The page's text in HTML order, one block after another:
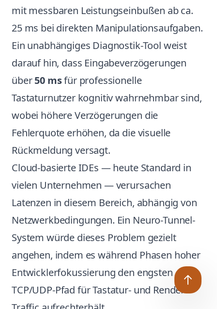
mit messbaren Leistungseinbußen ab ca.
25 ms bei direkten Manipulationsaufgaben.
Ein unabhängiges Diagnostik-Tool weist
darauf hin, dass Eingabeverzögerungen
über50 msfür professionelle
Tastaturnutzer kognitiv wahrnehmbar sind,
wobei höhere Verzögerungen die
Fehlerquote erhöhen, da die visuelle
Rückmeldung versagt.
Cloud-basierte IDEs — heute Standard in
vielen Unternehmen — verursachen
Latenzen in diesem Bereich, abhängig von
Netzwerkbedingungen. Ein Neuro-Tunnel-
System würde dieses Problem gezielt
angehen, indem es während Phasen hoher
Entwicklerfokussierung den engsten
TCP/UDP-Pfad für Tastatur- und Render-